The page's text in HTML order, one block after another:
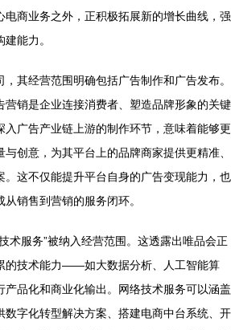
电商业务之外，正积极拓展新的增长曲线，强
能力。
其经营范围明确包括广告制作和广告发布。
营销是企业连接消费者、塑造品牌形象的关键
入广告产业链上游的制作环节，意味着能够更
创意，为其平台上的品牌商家提供更精准、
。这不仅能提升平台自身的广告变现能力，也
销售到营销的服务闭环。
术服务”被纳入经营范围。这透露出唯品会正
的技术能力——如大数据分析、人工智能算
品化和商业化输出。网络技术服务可以涵盖
数字化转型解决方案、搭建电商中台系统、开